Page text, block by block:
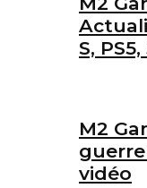
S,
M2
vidéo